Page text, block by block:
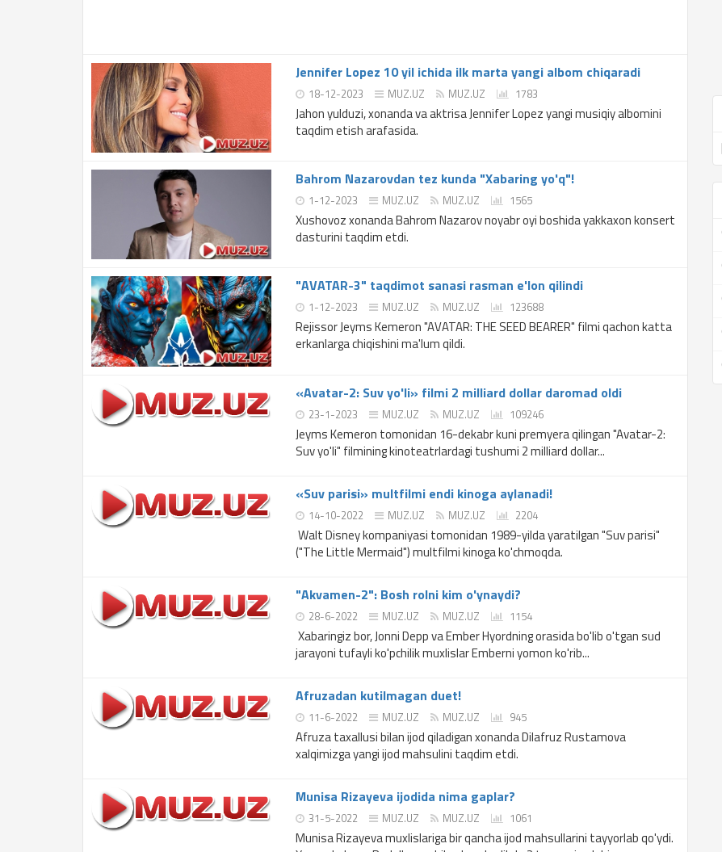
Jennifer Lopez 10 yil ichida ilk marta yangi albom chiqaradi
18-12-2023 MUZ.UZ MUZ.UZ 1783
Jahon yulduzi, xonanda va aktrisa Jennifer Lopez yangi musiqiy albomini
taqdim etish arafasida.
Bahrom Nazarovdan tez kunda "Xabaring yo'q"!
1-12-2023 MUZ.UZ MUZ.UZ 1565
Xushovoz xonanda Bahrom Nazarov noyabr oyi boshida yakkaxon konsert
dasturini taqdim etdi.
"AVATAR-3" taqdimot sanasi rasman e'lon qilindi
1-12-2023 MUZ.UZ MUZ.UZ 123688
Rejissor Jeyms Kemeron "AVATAR: THE SEED BEARER" filmi qachon katta
erkanlarga chiqishini ma'lum qildi.
«Avatar-2: Suv yo'li» filmi 2 milliard dollar daromad oldi
23-1-2023 MUZ.UZ MUZ.UZ 109246
Jeyms Kemeron tomonidan 16-dekabr kuni premyera qilingan "Avatar-2:
Suv yo'li" filmining kinoteatrlardagi tushumi 2 milliard dollar...
«Suv parisi» multfilmi endi kinoga aylanadi!
14-10-2022 MUZ.UZ MUZ.UZ 2204
Walt Disney kompaniyasi tomonidan 1989-yilda yaratilgan "Suv parisi"
("The Little Mermaid") multfilmi kinoga ko'chmoqda.
"Akvamen-2": Bosh rolni kim o'ynaydi?
28-6-2022 MUZ.UZ MUZ.UZ 1154
Xabaringiz bor, Jonni Depp va Ember Hyordning orasida bo'lib o'tgan sud
jarayoni tufayli ko'pchilik muxlislar Emberni yomon ko'rib...
Afruzadan kutilmagan duet!
11-6-2022 MUZ.UZ MUZ.UZ 945
Afruza taxallusi bilan ijod qiladigan xonanda Dilafruz Rustamova
xalqimizga yangi ijod mahsulini taqdim etdi.
Munisa Rizayeva ijodida nima gaplar?
31-5-2022 MUZ.UZ MUZ.UZ 1061
Munisa Rizayeva muxlislariga bir qancha ijod mahsullarini tayyorlab qo'ydi.